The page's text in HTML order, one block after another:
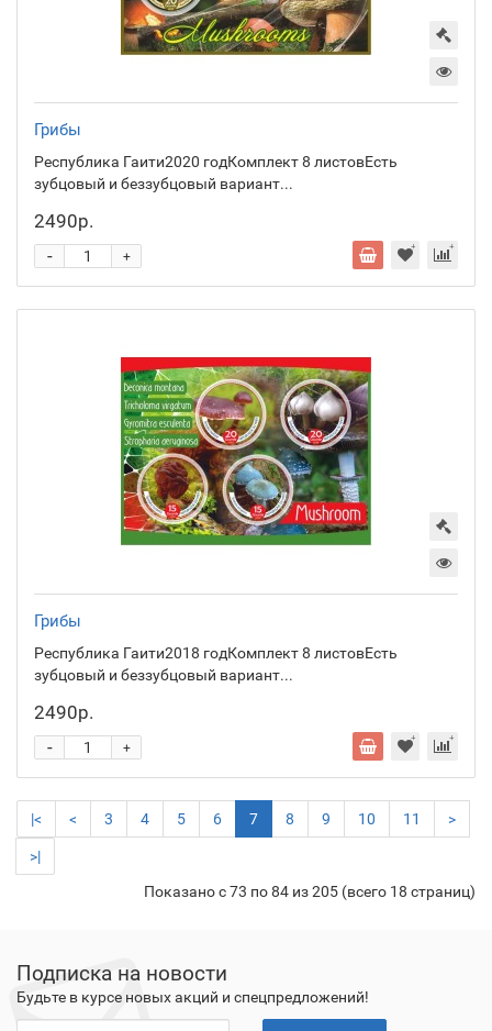
Грибы
Республика Гаити2020 годКомплект 8 листовЕсть
зубцовый и беззубцовый вариант...
2490р.
+
-
Грибы
Республика Гаити2018 годКомплект 8 листовЕсть
зубцовый и беззубцовый вариант...
2490р.
+
-
|< < 3 4 5 6 7 8 9 10 11 >
>|
Показано с 73 по 84 из 205 (всего 18 страниц)
Подписка на новости
Будьте в курсе новых акций и спецпредложений!